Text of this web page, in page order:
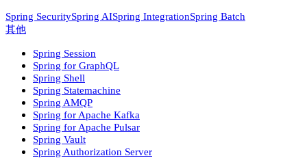
Spring SecuritySpring AISpring IntegrationSpring Batch
其他
Spring Session
Spring for GraphQL
Spring Shell
Spring Statemachine
Spring AMQP
Spring for Apache Kafka
Spring for Apache Pulsar
Spring Vault
Spring Authorization Server